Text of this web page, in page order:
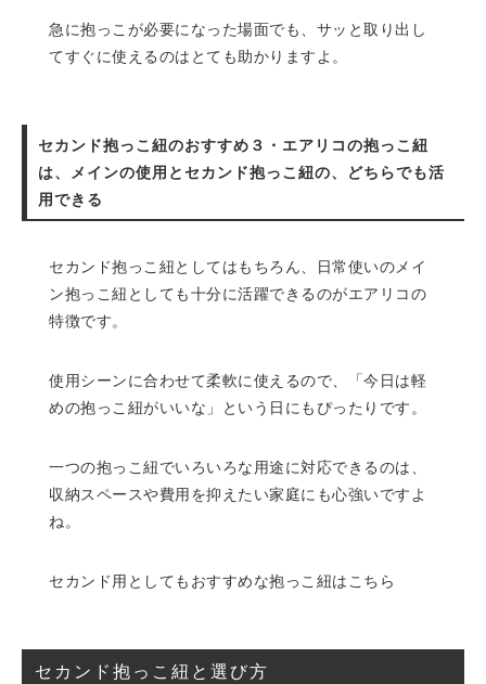
急に抱っこが必要になった場面でも、サッと取り出し
てすぐに使えるのはとても助かりますよ。
セカンド抱っこ紐のおすすめ３・エアリコの抱っこ紐
は、メインの使用とセカンド抱っこ紐の、どちらでも活
用できる
セカンド抱っこ紐としてはもちろん、日常使いのメイ
ン抱っこ紐としても十分に活躍できるのがエアリコの
特徴です。
使用シーンに合わせて柔軟に使えるので、「今日は軽
めの抱っこ紐がいいな」という日にもぴったりです。
一つの抱っこ紐でいろいろな用途に対応できるのは、
収納スペースや費用を抑えたい家庭にも心強いですよ
ね。
セカンド用としてもおすすめな抱っこ紐はこちら
セカンド抱っこ紐と選び方